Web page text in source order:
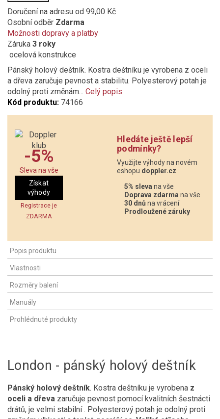
Doručení na adresu od 99,00 Kč
Osobní odběr Zdarma
Možnosti dopravy a platby
Záruka 3 roky
ocelová konstrukce
Pánský holový deštník. Kostra deštníku je vyrobena z oceli
a dřeva zaručuje pevnost a stabilitu. Polyesterový potah je
odolný proti změnám... Celý popis
Kód produktu: 74166
-5%
Sleva na vše
Získat
výhody
Registrace je
ZDARMA
Hledáte ještě lepší
podmínky?
Využijte výhody na novém
eshopu doppler.cz
5% sleva na vše
Doprava zdarma na vše
30 dnů na vrácení
Prodloužené záruky
Popis produktu
Vlastnosti
Rozměry balení
Manuály
Prohlédnuté produkty
London - pánský holový deštník
Pánský holový deštník. Kostra deštníku je vyrobena z
oceli a dřeva zaručuje pevnost pomocí kvalitních šestnácti
drátů, je velmi stabilní . Polyesterový potah je odolný proti